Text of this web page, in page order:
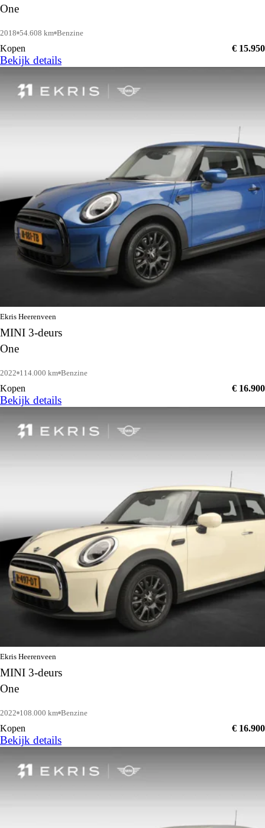
One
2018 54.608 km Benzine
Kopen € 15.950
Bekijk details
Ekris Heerenveen
MINI 3-deurs
One
2022 114.000 km Benzine
Kopen € 16.900
Bekijk details
Ekris Heerenveen
MINI 3-deurs
One
2022 108.000 km Benzine
Kopen € 16.900
Bekijk details